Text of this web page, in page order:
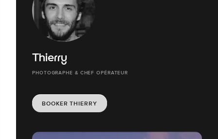
Thierry
PHOTOGRAPHE & CHEF OPÉRATEUR
BOOKER THIERRY